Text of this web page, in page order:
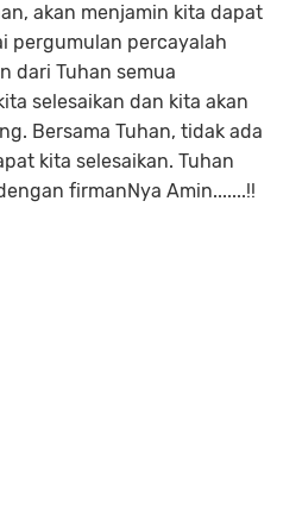
akan menjamin kita dapat
pergumulan percayalah
dari Tuhan semua
selesaikan dan kita akan
Bersama Tuhan, tidak ada
kita selesaikan. Tuhan
firmanNya Amin.......!!